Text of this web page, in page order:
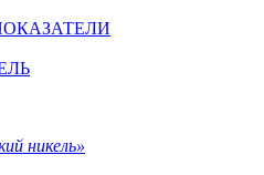
никель»